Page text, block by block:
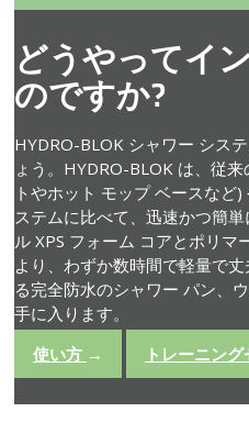
どうやってイ
のですか?
HYDRO-BLOK シャワー シス
ょう。HYDRO-BLOK は、従
トやホット モップ ベースなど
ステムに比べて、迅速かつ簡
ル XPS フォーム コアとポリマ
より、わずか数時間で軽量で
る完全防水のシャワー パン、
手に入ります。
使い方 → トレーニン